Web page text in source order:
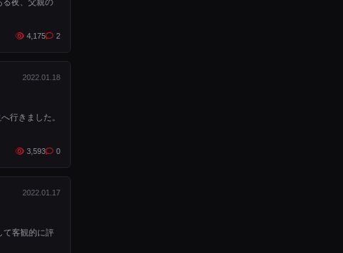
る夜、父親の
4,175 2
2022.01.18
行きました。
3,593 0
2022.01.17
て客観的に評